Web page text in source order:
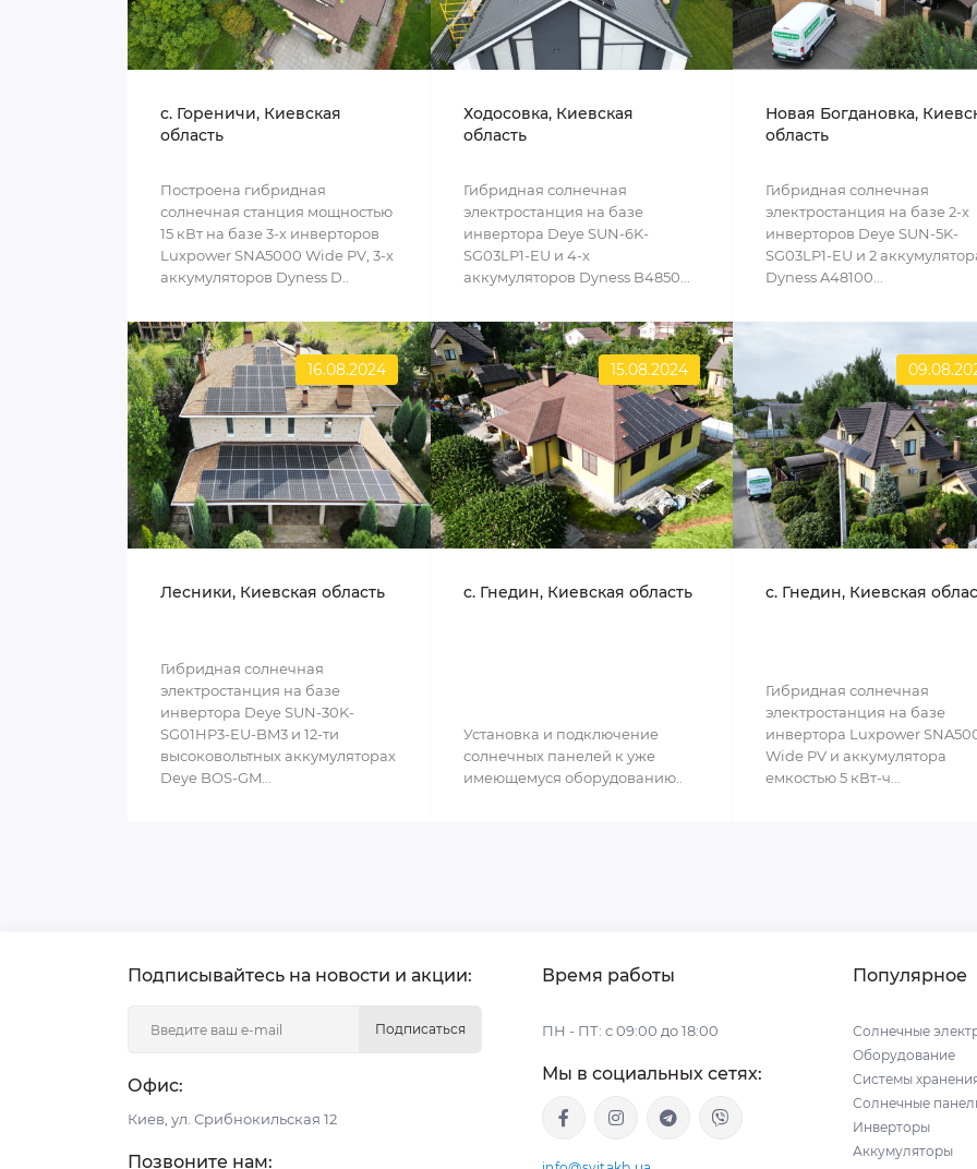
c. Гореничи, Киевская
область
Построена гибридная
солнечная станция мощностью
15 кВт на базе 3-х инверторов
Luxpower SNA5000 Wide PV, 3-х
аккумуляторов Dyness D..
Ходосовка, Киевская
область
Гибридная солнечная
электростанция на базе
инвертора Deye SUN-6K-
SG03LP1-EU и 4-х
аккумуляторов Dyness B4850...
Новая Богдановка,
область
Гибридная солнечная
электростанция на базе 2-х
инверторов Deye SUN-5K-
SG03LP1-EU и 2
Dyness A48100...
16.08.2024
Лесники, Киевская область
Гибридная солнечная
электростанция на базе
инвертора Deye SUN-30K-
SG01HP3-EU-BM3 и 12-ти
высоковольтных аккумуляторах
Deye BOS-GM...
15.08.2024
c. Гнедин, Киевская область
Установка и подключение
солнечных панелей к уже
имеющемуся оборудованию..
с. Гнедин, Киевская
Гибридная солнечная
электростанция на базе
инвертора Luxpower
Wide PV и аккумулятора
емкостью 5 кВт-ч...
Подписывайтесь на новости и акции:
Подписаться
Офис:
Киев, ул. Срибнокильская 12
Позвоните нам:
Время работы
ПН - ПТ: с 09:00 до 18:00
Мы в социальных сетях:
Популярное
Солнечные
Оборудование
Системы
Солнечные
Инверторы
Аккумуляторы